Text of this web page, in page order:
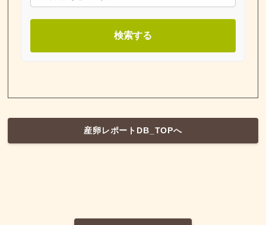
検索する
産卵レポートDB_TOPへ